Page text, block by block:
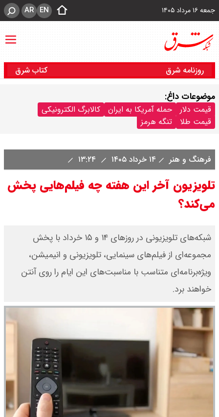
جمعه ۱۶ مرداد ۱۴۰۵ EN
AR
روزنامه شرق کتاب شرق
موضوعات داغ:
قیمت دلار حمله آمریکا به ایران
کالابرگ الکترونیکی
قیمت طلا
تنگه هرمز
فرهنگ و هنر ۱۴ خرداد ۱۴۰۵
تلویزیون آخر این هفته چه فیلم‌هایی پخش
می‌کند؟
شبکه‌های تلویزیونی در روزهای ۱۴ و ۱۵ خرداد با پخش
مجموعه‌ای از فیلم‌های سینمایی، تلویزیونی و انیمیشن،
ویژه‌برنامه‌ای متناسب با مناسبت‌های این ایام را روی آنتن
خواهند برد.